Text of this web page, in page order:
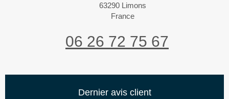
63290 Limons
France
06 26 72 75 67
Dernier avis client